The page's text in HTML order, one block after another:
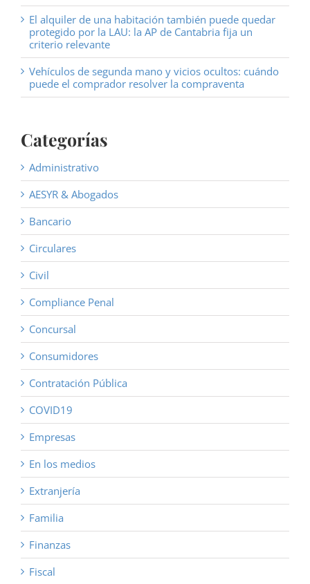
El alquiler de una habitación también puede quedar
protegido por la LAU: la AP de Cantabria fija un
criterio relevante
Vehículos de segunda mano y vicios ocultos: cuándo
puede el comprador resolver la compraventa
Categorías
Administrativo
AESYR & Abogados
Bancario
Circulares
Civil
Compliance Penal
Concursal
Consumidores
Contratación Pública
COVID19
Empresas
En los medios
Extranjería
Familia
Finanzas
Fiscal